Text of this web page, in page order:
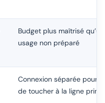
Budget plus maîtrisé qu’un
usage non préparé
Connexion séparée pour
de toucher à la ligne